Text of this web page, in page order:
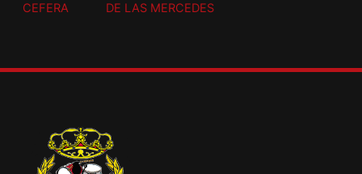
CEFERA
DE LAS MERCEDES